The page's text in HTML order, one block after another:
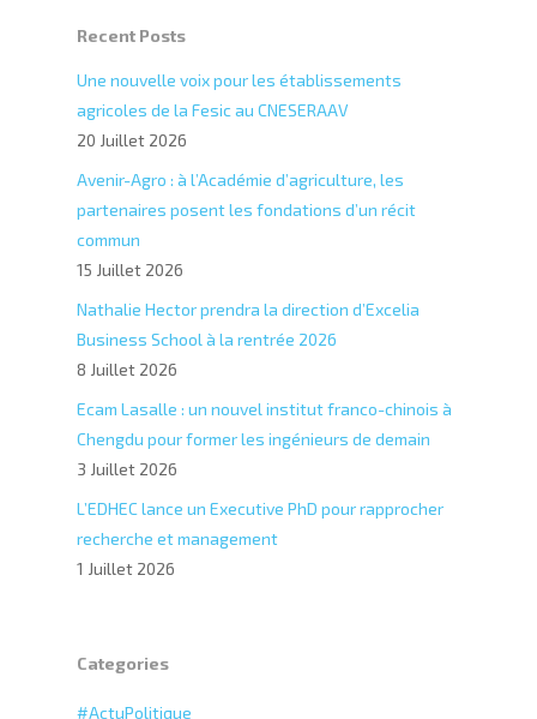
Recent Posts
Une nouvelle voix pour les établissements
agricoles de la Fesic au CNESERAAV
20 Juillet 2026
Avenir-Agro : à l’Académie d’agriculture, les
partenaires posent les fondations d’un récit
commun
15 Juillet 2026
Nathalie Hector prendra la direction d’Excelia
Business School à la rentrée 2026
8 Juillet 2026
Ecam Lasalle : un nouvel institut franco-chinois à
Chengdu pour former les ingénieurs de demain
3 Juillet 2026
L’EDHEC lance un Executive PhD pour rapprocher
recherche et management
1 Juillet 2026
Categories
#ActuPolitique